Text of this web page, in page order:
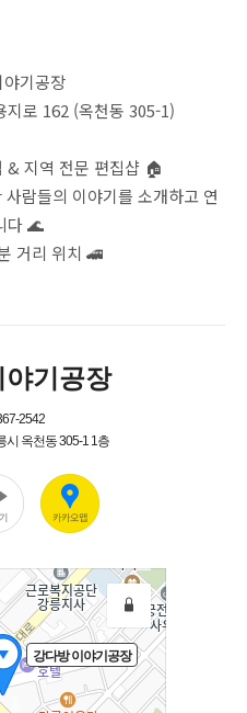
기공장
지로 162 (옥천동 305-1)
& 지역 전문 편집샵 🏠
람들의 이야기를 소개하고 연
다 🌊
거리 위치 🚄